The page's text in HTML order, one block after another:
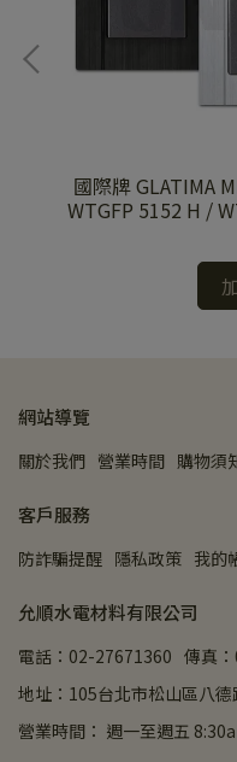
國際牌 GLATIMA
WTGFP 5152 H /
網站導覽
關於我們 營業時間 購物須
客戶服務
防詐騙提醒 隱私政策 我的
允順水電材料有限公司
電話：02-27671360 傳真
地址：105台北市松山區八
營業時間： 週一至週五